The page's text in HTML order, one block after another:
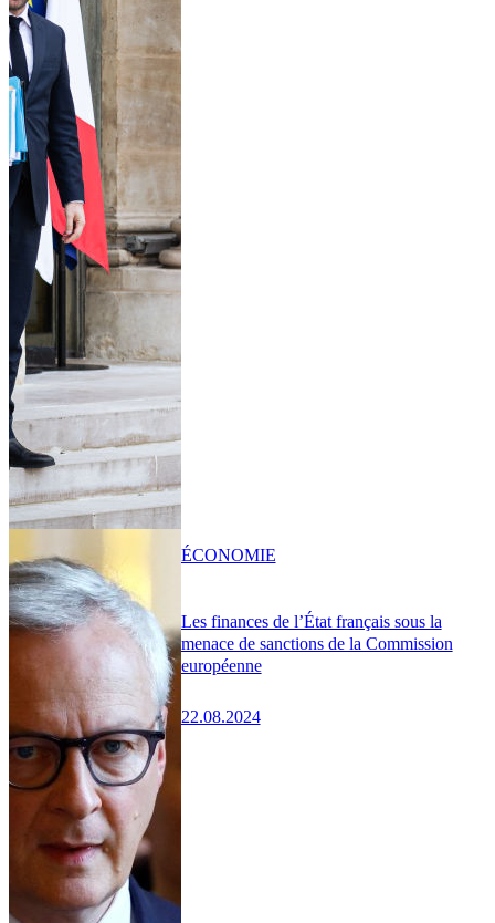
Les finances de l’État français sous la
menace de sanctions de la Commission
européenne
22.08.2024
ÉCONOMIE